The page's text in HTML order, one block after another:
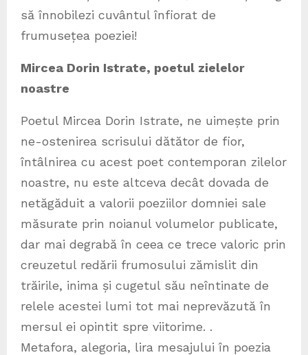
să înnobilezi cuvântul înfiorat de
frumusețea poeziei!
Mircea Dorin Istrate, poetul zielelor
noastre
Poetul Mircea Dorin Istrate, ne uimește prin
ne-ostenirea scrisului dătător de fior,
întâlnirea cu acest poet contemporan zilelor
noastre, nu este altceva decât dovada de
netăgăduit a valorii poeziilor domniei sale
măsurate prin noianul volumelor publicate,
dar mai degrabă în ceea ce trece valoric prin
creuzetul redării frumosului zămislit din
trăirile, inima și cugetul său neîntinate de
relele acestei lumi tot mai neprevăzută în
mersul ei opintit spre viitorime. .
Metafora, alegoria, lira mesajului în poezia